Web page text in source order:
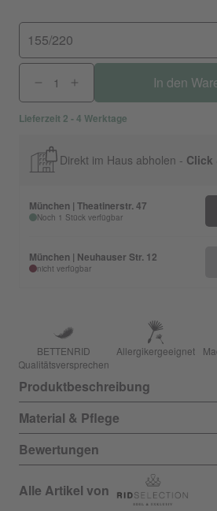
155/220
In den
Lieferzeit 2 - 4 Werktage
Direkt im Haus abholen - Click
München | Theatinerstr. 47
Noch 1 Stück verfügbar
München | Neuhauser Str. 12
nicht verfügbar
BETTENRID
Qualitätsversprechen
Allergikergeeignet
Produktbeschreibung
Material & Pflege
Bewertungen
Alle Artikel von